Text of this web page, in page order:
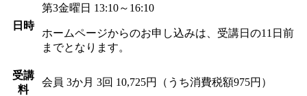
日時
第3金曜日 13:10～16:10
ホームページからのお申し込みは、受講日の11日前
までとなります。
受講
料
会員 3か月 3回 10,725円（うち消費税額975円）